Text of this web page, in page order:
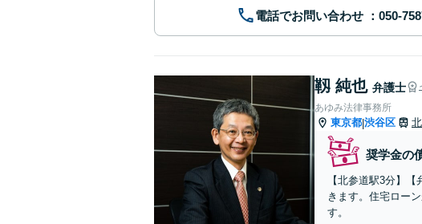
電話でお問い合わせ
靱 純也 弁護士
あゆみ法律事務所
東京都|渋谷区
奨学金の
【北参道駅3分】
きます。住宅ロー
す。